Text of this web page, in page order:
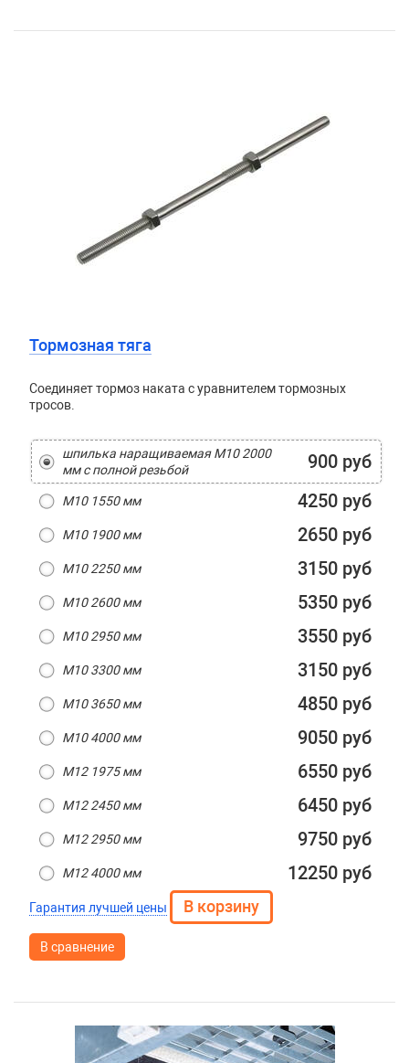
Тормозная тяга
Соединяет тормоз наката с уравнителем тормозных
тросов.
шпилька наращиваемая M10 2000
мм с полной резьбой
900 руб
M10 1550 мм 4250 руб
M10 1900 мм 2650 руб
M10 2250 мм 3150 руб
M10 2600 мм 5350 руб
M10 2950 мм 3550 руб
M10 3300 мм 3150 руб
M10 3650 мм 4850 руб
M10 4000 мм 9050 руб
M12 1975 мм 6550 руб
M12 2450 мм 6450 руб
M12 2950 мм 9750 руб
M12 4000 мм 12250 руб
Гарантия лучшей цены
В сравнение